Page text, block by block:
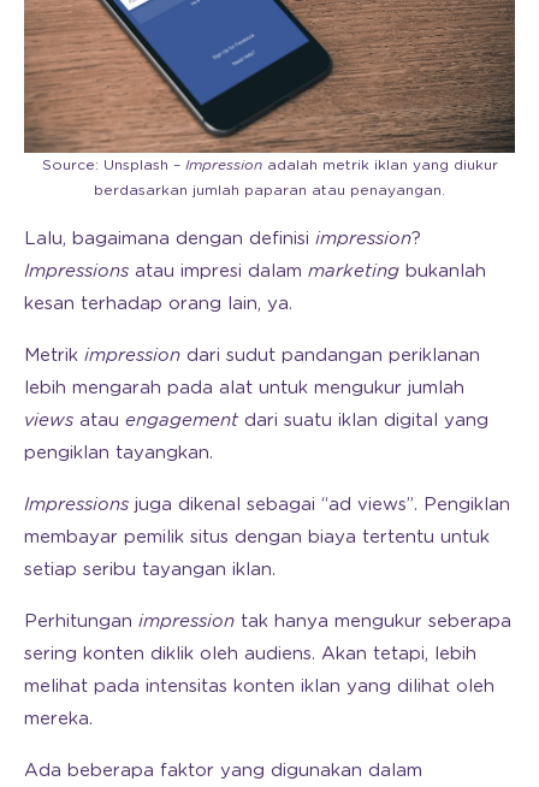
Source: Unsplash – Impressionadalah metrik iklan yang diukur
berdasarkan jumlah paparan atau penayangan.
Lalu, bagaimana dengan definisi impression?
Impressions atau impresi dalam marketing bukanlah
kesan terhadap orang lain, ya.
Metrik impression dari sudut pandangan periklanan
lebih mengarah pada alat untuk mengukur jumlah
views atau engagementdari suatu iklan digital yang
pengiklan tayangkan.
Impressions juga dikenal sebagai “ad views”. Pengiklan
membayar pemilik situs dengan biaya tertentu untuk
setiap seribu tayangan iklan.
Perhitungan impression tak hanya mengukur seberapa
sering konten diklik oleh audiens. Akan tetapi, lebih
melihat pada intensitas konten iklan yang dilihat oleh
mereka.
Ada beberapa faktor yang digunakan dalam